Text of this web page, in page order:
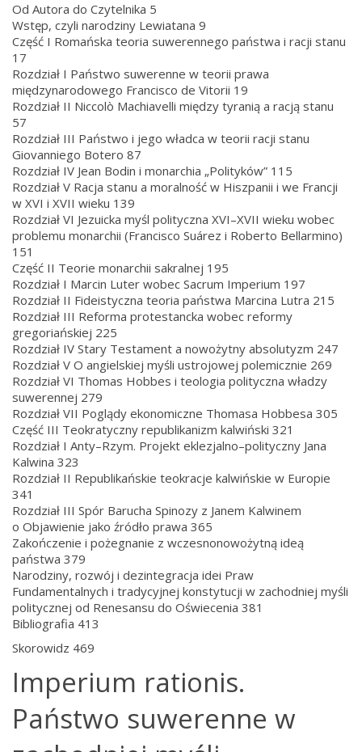
Od Autora do Czytelnika 5
Wstęp, czyli narodziny Lewiatana 9
Część I Romańska teoria suwerennego państwa i racji stanu
17
Rozdział I Państwo suwerenne w teorii prawa
międzynarodowego Francisco de Vitorii 19
Rozdział II Niccolò Machiavelli między tyranią a racją stanu
57
Rozdział III Państwo i jego władca w teorii racji stanu
Giovanniego Botero 87
Rozdział IV Jean Bodin i monarchia „Polityków” 115
Rozdział V Racja stanu a moralność w Hiszpanii i we Francji
w XVI i XVII wieku 139
Rozdział VI Jezuicka myśl polityczna XVI–XVII wieku wobec
problemu monarchii (Francisco Suárez i Roberto Bellarmino)
151
Część II Teorie monarchii sakralnej 195
Rozdział I Marcin Luter wobec Sacrum Imperium 197
Rozdział II Fideistyczna teoria państwa Marcina Lutra 215
Rozdział III Reforma protestancka wobec reformy
gregoriańskiej 225
Rozdział IV Stary Testament a nowożytny absolutyzm 247
Rozdział V O angielskiej myśli ustrojowej polemicznie 269
Rozdział VI Thomas Hobbes i teologia polityczna władzy
suwerennej 279
Rozdział VII Poglądy ekonomiczne Thomasa Hobbesa 305
Część III Teokratyczny republikanizm kalwiński 321
Rozdział I Anty–Rzym. Projekt eklezjalno–polityczny Jana
Kalwina 323
Rozdział II Republikańskie teokracje kalwińskie w Europie
341
Rozdział III Spór Barucha Spinozy z Janem Kalwinem
o Objawienie jako źródło prawa 365
Zakończenie i pożegnanie z wczesnonowożytną ideą
państwa 379
Narodziny, rozwój i dezintegracja idei Praw
Fundamentalnych i tradycyjnej konstytucji w zachodniej myśli
politycznej od Renesansu do Oświecenia 381
Bibliografia 413
Skorowidz 469
Imperium rationis.
Państwo suwerenne w